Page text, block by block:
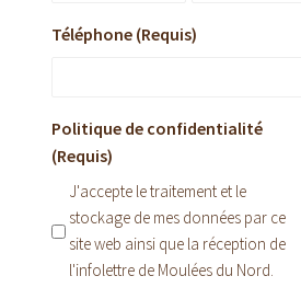
Téléphone (Requis)
Politique de confidentialité
(Requis)
J'accepte le traitement et le
stockage de mes données par ce
site web ainsi que la réception de
l'infolettre de Moulées du Nord.